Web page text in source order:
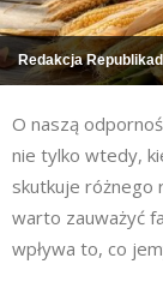
Redakcja
O naszą
nie tylko wtedy,
skutkuje różnego
warto zauważyć
wpływa to, co